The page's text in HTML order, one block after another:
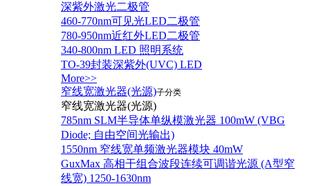
深紫外激光二极管
460-770nm可见光LED二极管
780-950nm近红外LED二极管
340-800nm LED 照明系统
TO-39封装深紫外(UVC) LED
More>>
窄线宽激光器(光源)子分类
窄线宽激光器(光源)
785nm SLM半导体单纵模激光器 100mW (VBG
Diode; 自由空间光输出)
1550nm 窄线宽单频激光器模块 40mW
GuxMax 高相干组合波段连续可调谐光源 (A型窄
线宽) 1250-1630nm